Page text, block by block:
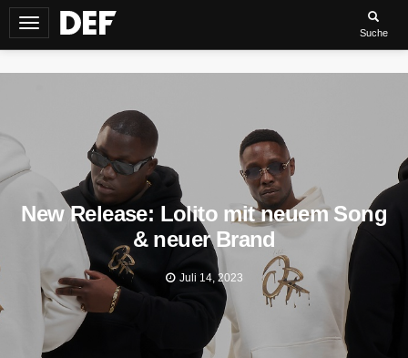
Navigation
umschalten
Suche
New Release: Lolito mit neuem Song
& neuer Brand
Juli 14, 2023